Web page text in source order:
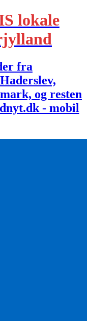
lokale
fra
og resten
- mobil